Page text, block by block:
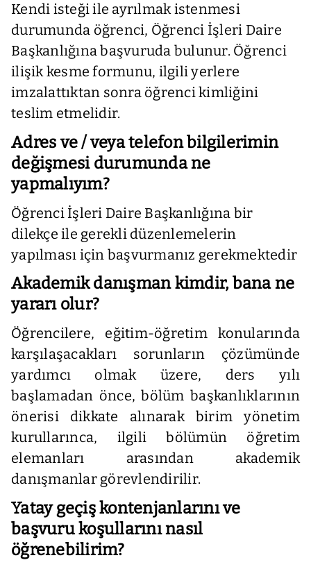
Kendi isteği ile ayrılmak istenmesi
durumunda öğrenci, Öğrenci İşleri Daire
Başkanlığına başvuruda bulunur. Öğrenci
ilişik kesme formunu, ilgili yerlere
imzalattıktan sonra öğrenci kimliğini
teslim etmelidir.
Adres ve / veya telefon bilgilerimin
değişmesi durumunda ne
yapmalıyım?
Öğrenci İşleri Daire Başkanlığına bir
dilekçe ile gerekli düzenlemelerin
yapılması için başvurmanız gerekmektedir
Akademik danışman kimdir, bana ne
yararı olur?
Öğrencilere, eğitim-öğretim konularında
karşılaşacakları sorunların çözümünde
yardımcı olmak üzere, ders yılı
başlamadan önce, bölüm başkanlıklarının
önerisi dikkate alınarak birim yönetim
kurullarınca, ilgili bölümün öğretim
elemanları arasından akademik
danışmanlar görevlendirilir.
Yatay geçiş kontenjanlarını ve
başvuru koşullarını nasıl
öğrenebilirim?